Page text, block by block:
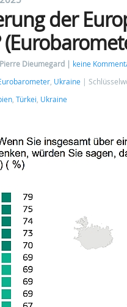
der
Dieumegard
keine
, Ukraine
, Türkei, Ukraine